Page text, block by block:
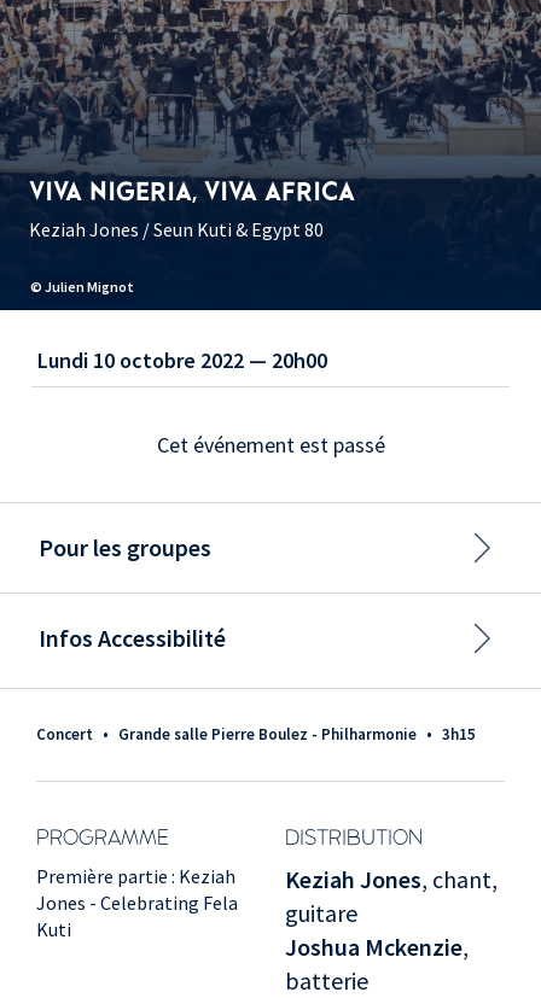
© Julien Mignot
VIVA NIGERIA, VIVA AFRICA
Keziah Jones / Seun Kuti & Egypt 80
Concert • Grande salle Pierre Boulez - Philharmonie • 3h15
PROGRAMME DISTRIBUTION
Première partie : Keziah
Jones - Celebrating Fela
Kuti
Keziah Jones, chant,
guitare
Joshua Mckenzie,
batterie
Lundi 10 octobre 2022 — 20h00
Cet événement est passé
Pour les groupes
Infos Accessibilité